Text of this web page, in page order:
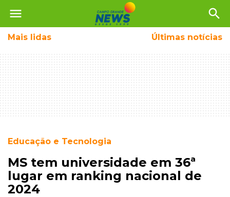
menu search
Mais lidas Últimas notícias
Educação e Tecnologia
MS tem universidade em 36ª
lugar em ranking nacional de
2024